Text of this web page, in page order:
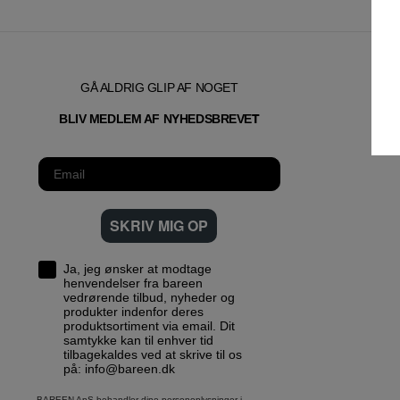
GÅ ALDRIG GLIP AF NOGET
BLIV MEDLEM AF NYHEDSBREVET
SKRIV MIG OP
Ja, jeg ønsker at modtage
henvendelser fra bareen
vedrørende tilbud, nyheder og
produkter indenfor deres
produktsortiment via email. Dit
samtykke kan til enhver tid
tilbagekaldes ved at skrive til os
på: info@bareen.dk